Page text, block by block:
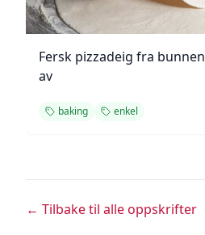
Fersk pizzadeig fra bunnen
av
baking enkel
← Tilbake til alle oppskrifter